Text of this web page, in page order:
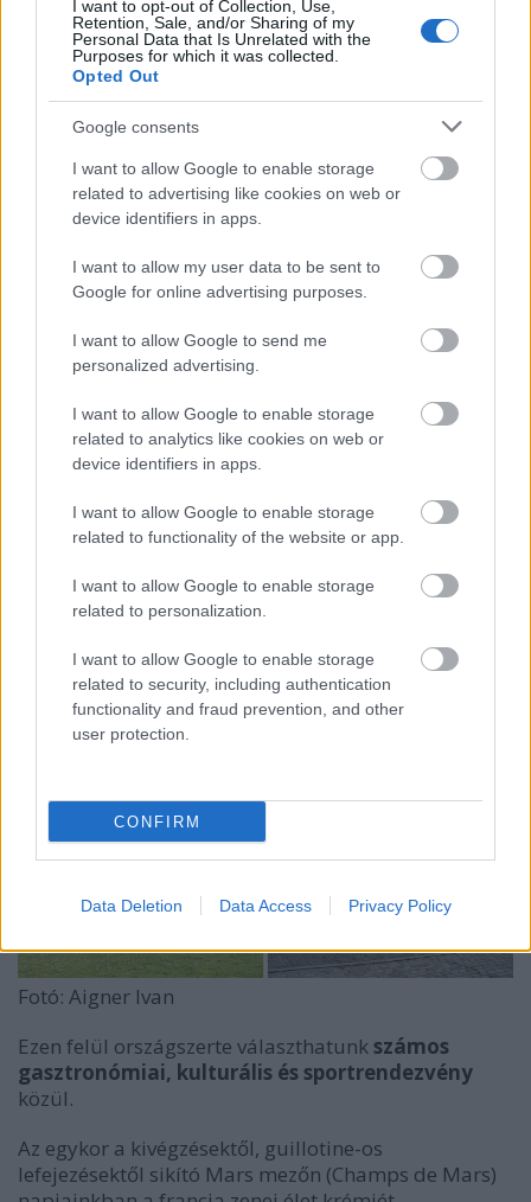
I want to opt-out of Collection, Use,
Retention, Sale, and/or Sharing of my
Personal Data that Is Unrelated with the
Purposes for which it was collected.
Opted Out
Google consents
I want to allow Google to enable storage
related to advertising like cookies on web or
device identifiers in apps.
I want to allow my user data to be sent to
Google for online advertising purposes.
I want to allow Google to send me
personalized advertising.
I want to allow Google to enable storage
related to analytics like cookies on web or
device identifiers in apps.
I want to allow Google to enable storage
related to functionality of the website or app.
I want to allow Google to enable storage
related to personalization.
I want to allow Google to enable storage
related to security, including authentication
functionality and fraud prevention, and other
user protection.
CONFIRM
Data Deletion Data Access Privacy Policy
Persze az egész világra jellemző, hogy bár a
korábbiakhoz képest talán kevésbé durván, a harci
kedv azért megmaradt sokakban. A
diplomácia
pontosan abban rejlik, hogy tárgyalásos
alapon, kompromisszumok és együttműködés útján
próbálja megoldani a konfliktusokat, nehogy
belobbanjon a láng, vagy akár mindent lesöprő,
pusztító tűzvésszé dagadjon.
Hogyan emlékeznek meg a franciák
július 14-én?
A franciák nagyon tudnak élni.
gyalogos, motoros és légi egységeket felvonultató
katonai parádéval emlékeznek a párizsi Champs-
városban.
Napközben különböző
szabadtéri programok
szerveznek. Ezek keretében tömörülnek ezrek a
párizsi belvárosban kiállított katonai járművek köré,
ahol gyermekek és felnőttek egyaránt beszállhatnak
tankokba, helikopterekbe, illetve testközelből
Fotó: Aigner Ivan
Ezen felül országszerte választhatunkszámos
gasztronómiai, kulturális és sportrendezvény
közül.
Az egykor a kivégzésektől, guillotine-os
lefejezésektől sikító Mars mezőn (Champs de Mars)